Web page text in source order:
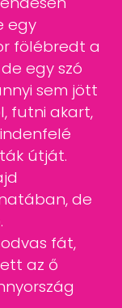
egy
fölébredt a
egy szó
sem jött
futni akart,
útját.
de
fát,
az ő